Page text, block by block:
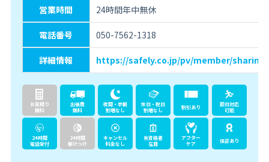
営業時間 24時間年中無休
電話番号 050-7562-1318
詳細情報 https://safely.co.jp/pv/member/
お見積り
無料
出張費
無料
夜間・早朝
割増なし
休日・祝日
割増なし
割引あり
即日対応
可能
24時間
電話受付
24時間
駆けつけ
キャンセル
料金なし
有資格者
在籍
アフター
ケア
保証あり